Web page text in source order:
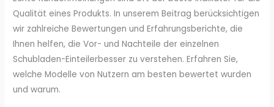
Qualität eines Produkts. In unserem Beitrag berücksichtigen
wir zahlreiche Bewertungen und Erfahrungsberichte, die
Ihnen helfen, die Vor- und Nachteile der einzelnen
Schubladen-Einteilerbesser zu verstehen. Erfahren Sie,
welche Modelle von Nutzern am besten bewertet wurden
und warum.